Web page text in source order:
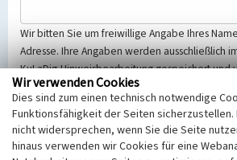
Wir bitten Sie um freiwillige Angabe Ihres
Adresse. Ihre Angaben werden ausschließlich
KuLaDig-Hinweisbearbeitung gespeichert und
Selbstverständlich werden diese entsprechend
Telemediengesetzes, des
dem 25.05.2018 gültigen Europäischen
(EU-DSGVO) vertraulich behandelt, beachten
Wir verwenden Cookies
Dies sind zum einen technisch notwendige
Funktionsfähigkeit der Seiten sicherzustellen.
nicht widersprechen, wenn Sie die Seite
hinaus verwenden wir Cookies für eine